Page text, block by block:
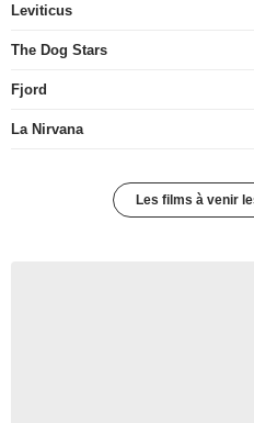
Leviticus
The Dog Stars
Fjord
La Nirvana
Les films à venir